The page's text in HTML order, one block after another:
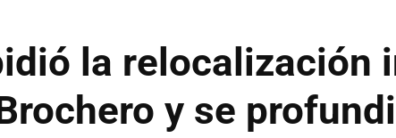
la relocalización
y se